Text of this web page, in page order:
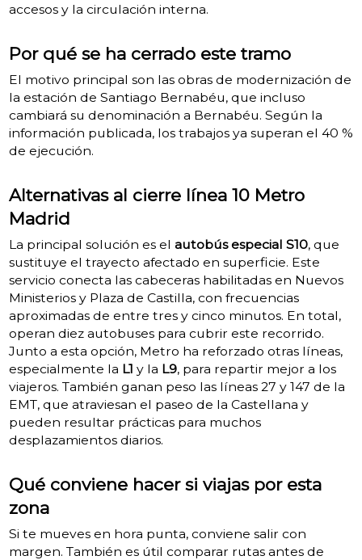
accesos y la circulación interna.
Por qué se ha cerrado este tramo
El motivo principal son las obras de modernización de
la estación de Santiago Bernabéu, que incluso
cambiará su denominación a Bernabéu. Según la
información publicada, los trabajos ya superan el 40 %
de ejecución.
Alternativas al cierre línea 10 Metro
Madrid
La principal solución es el autobús especial S10, que
sustituye el trayecto afectado en superficie. Este
servicio conecta las cabeceras habilitadas en Nuevos
Ministerios y Plaza de Castilla, con frecuencias
aproximadas de entre tres y cinco minutos. En total,
operan diez autobuses para cubrir este recorrido.
Junto a esta opción, Metro ha reforzado otras líneas,
especialmente la L1 y la L9, para repartir mejor a los
viajeros. También ganan peso las líneas 27 y 147 de la
EMT, que atraviesan el paseo de la Castellana y
pueden resultar prácticas para muchos
desplazamientos diarios.
Qué conviene hacer si viajas por esta
zona
Si te mueves en hora punta, conviene salir con
margen. También es útil comparar rutas antes de